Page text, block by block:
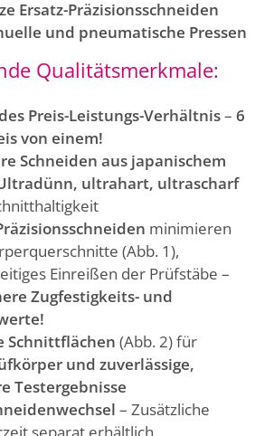
Ersatz-Präzisionsschneiden
und pneumatische Pressen
Qualitätsmerkmale:
Preis-Leistungs-Verhältnis–6
von einem!
Schneiden aus japanischem
ultrahart, ultrascharf
minimieren
(Abb. 1),
Einreißen der Prüfstäbe –
Zugfestigkeits- und
Schnittflächen (Abb. 2) für
und zuverlässige,
Testergebnisse
– Zusätzliche
separat erhältlich